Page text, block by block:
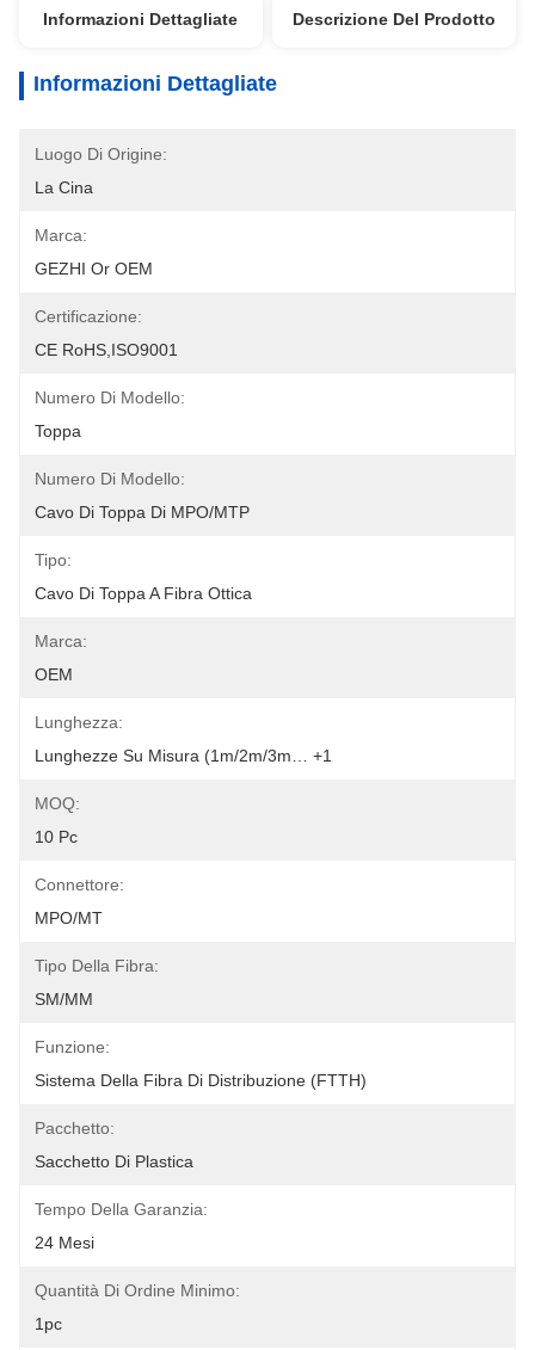
Informazioni Dettagliate Descrizione Del Prodotto
Informazioni Dettagliate
Luogo Di Origine:
La Cina
Marca:
GEZHI Or OEM
Certificazione:
CE RoHS,ISO9001
Numero Di Modello:
Toppa
Numero Di Modello:
Cavo Di Toppa Di MPO/MTP
Tipo:
Cavo Di Toppa A Fibra Ottica
Marca:
OEM
Lunghezza:
Lunghezze Su Misura (1m/2m/3m… +1
MOQ:
10 Pc
Connettore:
MPO/MT
Tipo Della Fibra:
SM/MM
Funzione:
Sistema Della Fibra Di Distribuzione (FTTH)
Pacchetto:
Sacchetto Di Plastica
Tempo Della Garanzia:
24 Mesi
Quantità Di Ordine Minimo:
1pc